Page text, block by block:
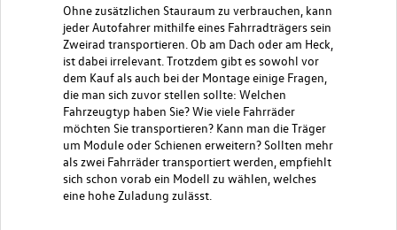
Ohne zusätzlichen Stauraum zu verbrauchen, kann
jeder Autofahrer mithilfe eines Fahrradträgers sein
Zweirad transportieren. Ob am Dach oder am Heck,
ist dabei irrelevant. Trotzdem gibt es sowohl vor
dem Kauf als auch bei der Montage einige Fragen,
die man sich zuvor stellen sollte: Welchen
Fahrzeugtyp haben Sie? Wie viele Fahrräder
möchten Sie transportieren? Kann man die Träger
um Module oder Schienen erweitern? Sollten mehr
als zwei Fahrräder transportiert werden, empfiehlt
sich schon vorab ein Modell zu wählen, welches
eine hohe Zuladung zulässt.